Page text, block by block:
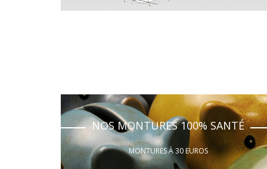
NOS MONTURES 100% SANTÉ
MONTURES À 30 EUROS